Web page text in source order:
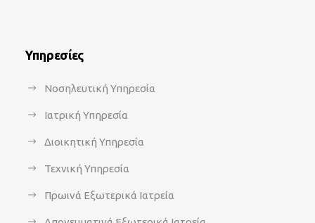
Υπηρεσίες
Νοσηλευτική Υπηρεσία
Ιατρική Υπηρεσία
Διοικητική Υπηρεσία
Τεχνική Υπηρεσία
Πρωινά Εξωτερικά Ιατρεία